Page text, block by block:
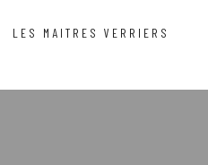
LES MAITRES VERRIERS